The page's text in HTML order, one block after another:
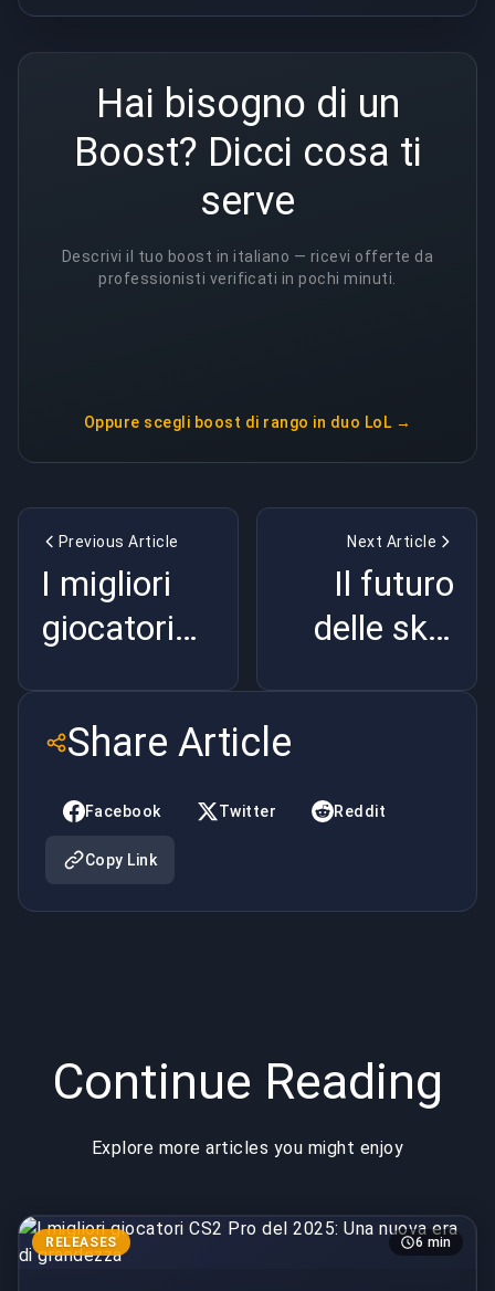
Hai bisogno di un
Boost? Dicci cosa ti
serve
Descrivi il tuo boost in italiano — ricevi offerte da
professionisti verificati in pochi minuti.
Oppure scegli boost di rango in duo LoL →
Previous Article
I migliori
giocatori
del 2025:
Una nuova
era di
grandezza
Next Article
Il futuro
delle skin
accadere in
futuro?
Share Article
Facebook Twitter Reddit
Copy Link
Continue Reading
Explore more articles you might enjoy
RELEASES 6 min